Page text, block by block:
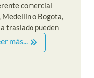
comercial
Medellin o Bogota,
traslado pueden
más...